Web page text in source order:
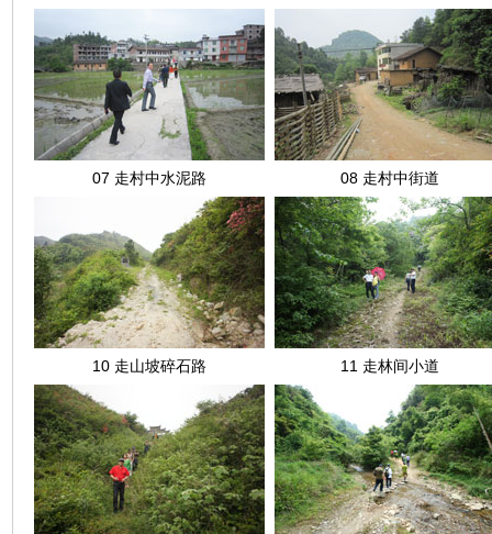
07 走村中水泥路 08 走村中街道
10 走山坡碎石路 11 走林间小道